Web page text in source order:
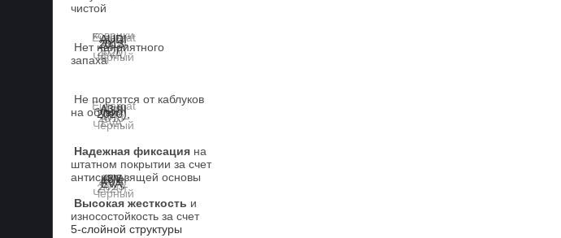
чистой
Нет неприятного
запаха
Не портятся от каблуков
на обуви
Надежная фиксация на
штатном покрытии за счет
антискользящей основы
Высокая жесткость и
износостойкость за счет
5-слойной структуры